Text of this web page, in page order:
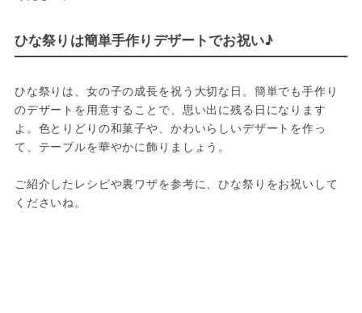
ひな祭りは簡単手作りデザートでお祝い♪
ひな祭りは、女の子の成長を祝う大切な日。簡単でも手作り
のデザートを用意することで、思い出に残る日になります
よ。色とりどりの和菓子や、かわいらしいデザートを作っ
て、テーブルを華やかに飾りましょう。
ご紹介したレシピや裏ワザを参考に、ひな祭りをお祝いして
くださいね。